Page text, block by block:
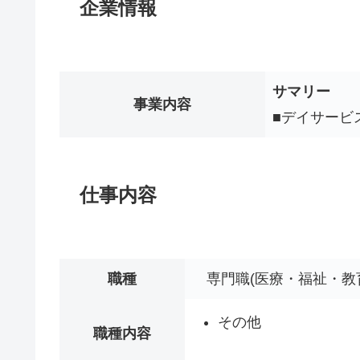
企業情報
事業内容
サマリー
■デイサービ
仕事内容
職種 専門職(医療・福祉・教
職種内容
その他